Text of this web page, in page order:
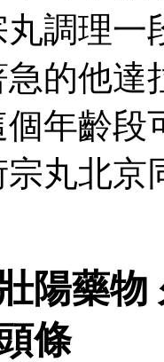
調理一
的他達
個年齡
丸北
陽藥
條